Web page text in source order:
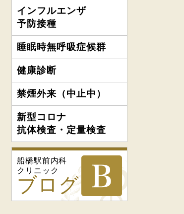
インフルエンザ
予防接種
睡眠時無呼吸症候群
健康診断
禁煙外来（中止中）
新型コロナ
抗体検査・定量検査
船橋駅前内科
クリニック
ブログ